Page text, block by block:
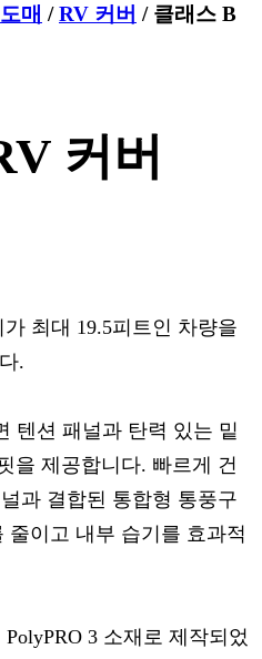
매 /RV 커버 / 클래스 B
커버
최대 19.5피트인 차량을
.
텐션 패널과 탄력 있는 밑
을 제공합니다. 빠르게 건
과 결합된 통합형 통풍구
이고 내부 습기를 효과적
3 소재로 제작되었